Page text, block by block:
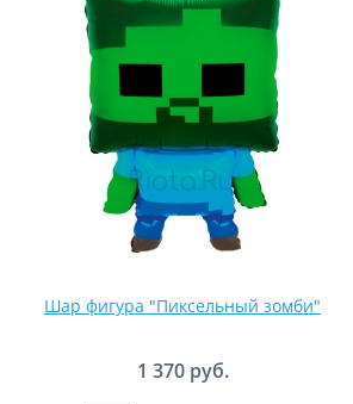
Шар фигура "Пиксельный зомби"
1 370 руб.